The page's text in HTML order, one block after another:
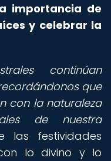
importancia de
y celebrar la
continúan
que
con la naturaleza
de nuestra
las festividades
lo divino y lo